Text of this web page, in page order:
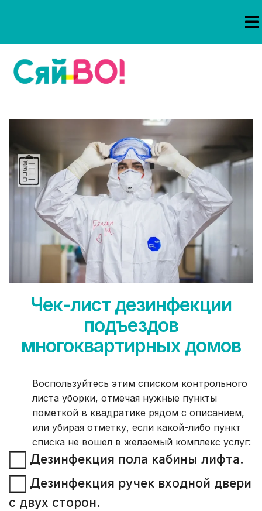
Чек-лист дезинфекции
подъездов
многоквартирных домов
Воспользуйтесь этим списком контрольного
листа уборки, отмечая нужные пункты
пометкой в ​​квадратике рядом с описанием,
или убирая отметку, если какой-либо пункт
списка не вошел в желаемый комплекс услуг:
Дезинфекция пола кабины лифта.
Дезинфекция ручек входной двери
с двух сторон.